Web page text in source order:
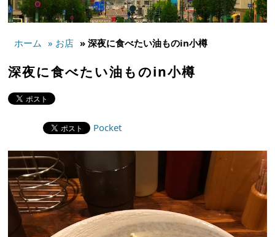
ホーム » お店 » 深夜に食べたい油ものin小樽
深夜に食べたい油ものin小樽
Pocket